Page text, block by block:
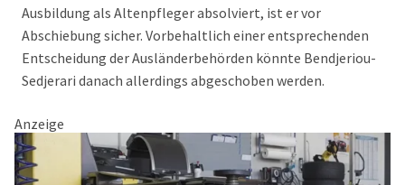
Ausbildung als Altenpfleger absolviert, ist er vor
Abschiebung sicher. Vorbehaltlich einer entsprechenden
Entscheidung der Ausländerbehörden könnte Bendjeriou-
Sedjerari danach allerdings abgeschoben werden.
Anzeige